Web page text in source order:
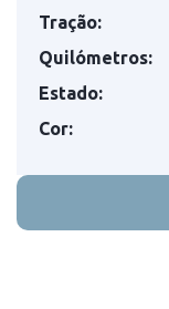
Tração:
Quilómetros:
Estado:
Cor: